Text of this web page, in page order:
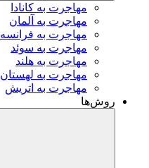
مهاجرت به کانادا
مهاجرت به آلمان
مهاجرت به فرانسه
مهاجرت به سوئد
مهاجرت به هلند
مهاجرت به لهستان
مهاجرت به اتریش
روش‌ها